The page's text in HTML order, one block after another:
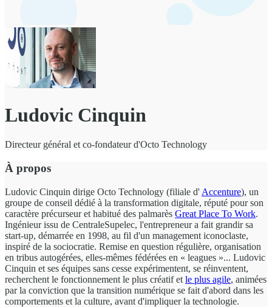
Ludovic Cinquin
Directeur général et co-fondateur d'Octo Technology
À propos
Ludovic Cinquin dirige Octo Technology (filiale d' Accenture), un
groupe de conseil dédié à la transformation digitale, réputé pour son
caractère précurseur et habitué des palmarès Great Place To Work.
Ingénieur issu de CentraleSupelec, l'entrepreneur a fait grandir sa
start-up, démarrée en 1998, au fil d'un management iconoclaste,
inspiré de la sociocratie. Remise en question régulière, organisation
en tribus autogérées, elles-mêmes fédérées en « leagues »... Ludovic
Cinquin et ses équipes sans cesse expérimentent, se réinventent,
recherchent le fonctionnement le plus créatif et le plus agile, animées
par la conviction que la transition numérique se fait d'abord dans les
comportements et la culture, avant d'impliquer la technologie.